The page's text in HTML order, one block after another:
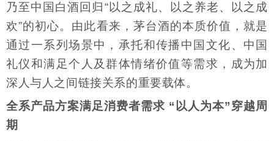
乃至中国白酒回归“以之成礼、以之养老、以之成
欢”的初心。由此看来，茅台酒的本质价值，就是
通过一系列场景中，承托和传播中国文化、中国
礼仪和满足个人及群体情绪价值等需求，成为加
深人与人之间链接关系的重要载体。
全系产品方案满足消费者需求 “以人为本”穿越周
期